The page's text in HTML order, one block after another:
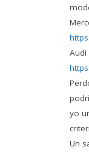
Audi
yo
Un